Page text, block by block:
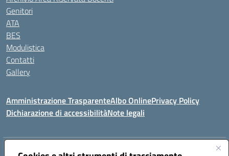
Genitori
ATA
BES
Modulistica
Contatti
Gallery
Amministrazione TrasparenteAlbo OnlinePrivacy Policy
Dichiarazione di accessibilitàNote legali
Indirizzo:Via Coniugi Crigna – Cap. 89861 – Tropea (VV)